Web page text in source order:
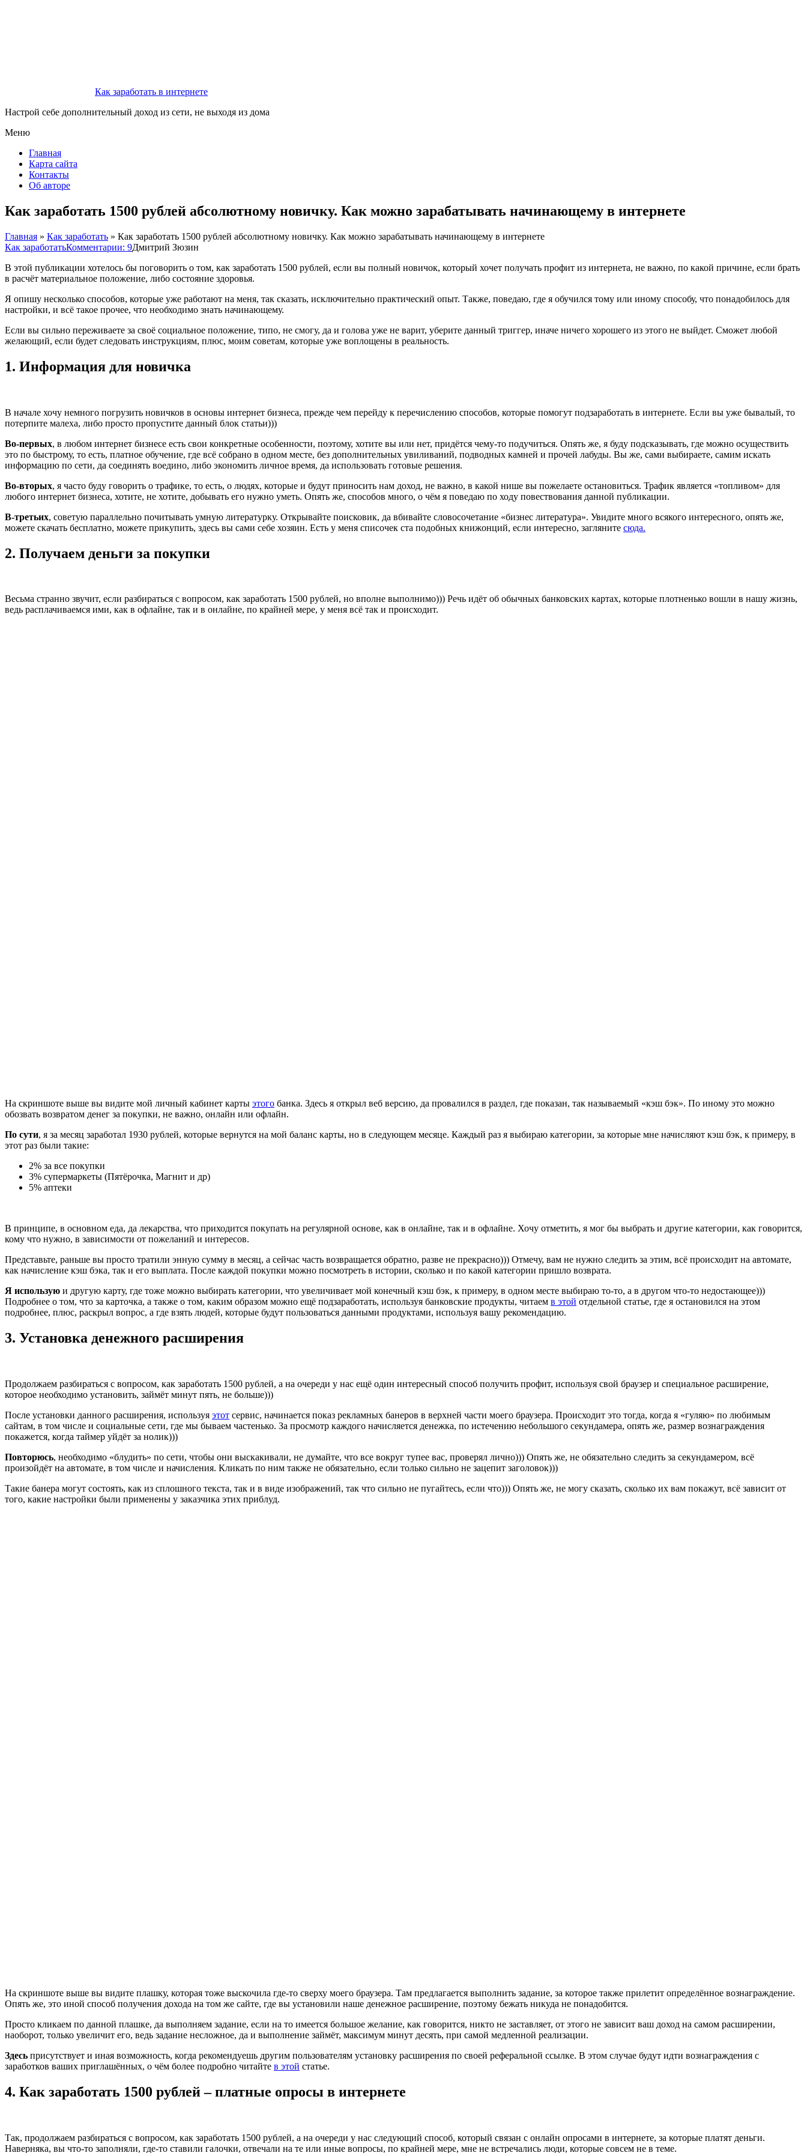
Как заработать в интернете
Настрой себе дополнительный доход из сети, не выходя из дома
Меню
Главная
Карта сайта
Контакты
Об авторе
Как заработать 1500 рублей абсолютному новичку. Как можно зарабатывать начинающему в интернете
Главная » Как заработать » Как заработать 1500 рублей абсолютному новичку. Как можно зарабатывать начинающему в интернете
Как заработатьКомментарии: 9Дмитрий Зюзин
В этой публикации хотелось бы поговорить о том, как заработать 1500 рублей, если вы полный новичок, который хочет получать профит из интернета, не важно, по какой причине, если брать
в расчёт материальное положение, либо состояние здоровья.
Я опишу несколько способов, которые уже работают на меня, так сказать, исключительно практический опыт. Также, поведаю, где я обучился тому или иному способу, что понадобилось для
настройки, и всё такое прочее, что необходимо знать начинающему.
Если вы сильно переживаете за своё социальное положение, типо, не смогу, да и голова уже не варит, уберите данный триггер, иначе ничего хорошего из этого не выйдет. Сможет любой
желающий, если будет следовать инструкциям, плюс, моим советам, которые уже воплощены в реальность.
1. Информация для новичка
В начале хочу немного погрузить новичков в основы интернет бизнеса, прежде чем перейду к перечислению способов, которые помогут подзаработать в интернете. Если вы уже бывалый, то
потерпите малеха, либо просто пропустите данный блок статьи)))
Во-первых, в любом интернет бизнесе есть свои конкретные особенности, поэтому, хотите вы или нет, придётся чему-то подучиться. Опять же, я буду подсказывать, где можно осуществить
это по быстрому, то есть, платное обучение, где всё собрано в одном месте, без дополнительных увиливаний, подводных камней и прочей лабуды. Вы же, сами выбираете, самим искать
информацию по сети, да соединять воедино, либо экономить личное время, да использовать готовые решения.
Во-вторых, я часто буду говорить о трафике, то есть, о людях, которые и будут приносить нам доход, не важно, в какой нише вы пожелаете остановиться. Трафик является «топливом» для
любого интернет бизнеса, хотите, не хотите, добывать его нужно уметь. Опять же, способов много, о чём я поведаю по ходу повествования данной публикации.
В-третьих, советую параллельно почитывать умную литературку. Открывайте поисковик, да вбивайте словосочетание «бизнес литература». Увидите много всякого интересного, опять же,
можете скачать бесплатно, можете прикупить, здесь вы сами себе хозяин. Есть у меня списочек ста подобных книжонций, если интересно, загляните сюда.
2. Получаем деньги за покупки
Весьма странно звучит, если разбираться с вопросом, как заработать 1500 рублей, но вполне выполнимо))) Речь идёт об обычных банковских картах, которые плотненько вошли в нашу жизнь,
ведь расплачиваемся ими, как в офлайне, так и в онлайне, по крайней мере, у меня всё так и происходит.
На скриншоте выше вы видите мой личный кабинет карты этого банка. Здесь я открыл веб версию, да провалился в раздел, где показан, так называемый «кэш бэк». По иному это можно
обозвать возвратом денег за покупки, не важно, онлайн или офлайн.
По сути, я за месяц заработал 1930 рублей, которые вернутся на мой баланс карты, но в следующем месяце. Каждый раз я выбираю категории, за которые мне начисляют кэш бэк, к примеру, в
этот раз были такие:
2% за все покупки
3% супермаркеты (Пятёрочка, Магнит и др)
5% аптеки
В принципе, в основном еда, да лекарства, что приходится покупать на регулярной основе, как в онлайне, так и в офлайне. Хочу отметить, я мог бы выбрать и другие категории, как говорится,
кому что нужно, в зависимости от пожеланий и интересов.
Представьте, раньше вы просто тратили энную сумму в месяц, а сейчас часть возвращается обратно, разве не прекрасно))) Отмечу, вам не нужно следить за этим, всё происходит на автомате,
как начисление кэш бэка, так и его выплата. После каждой покупки можно посмотреть в истории, сколько и по какой категории пришло возврата.
Я использую и другую карту, где тоже можно выбирать категории, что увеличивает мой конечный кэш бэк, к примеру, в одном месте выбираю то-то, а в другом что-то недостающее)))
Подробнее о том, что за карточка, а также о том, каким образом можно ещё подзаработать, используя банковские продукты, читаем в этой отдельной статье, где я остановился на этом
подробнее, плюс, раскрыл вопрос, а где взять людей, которые будут пользоваться данными продуктами, используя вашу рекомендацию.
3. Установка денежного расширения
Продолжаем разбираться с вопросом, как заработать 1500 рублей, а на очереди у нас ещё один интересный способ получить профит, используя свой браузер и специальное расширение,
которое необходимо установить, займёт минут пять, не больше)))
После установки данного расширения, используя этот сервис, начинается показ рекламных банеров в верхней части моего браузера. Происходит это тогда, когда я «гуляю» по любимым
сайтам, в том числе и социальные сети, где мы бываем частенько. За просмотр каждого начисляется денежка, по истечению небольшого секундамера, опять же, размер вознаграждения
покажется, когда таймер уйдёт за нолик)))
Повторюсь, необходимо «блудить» по сети, чтобы они выскакивали, не думайте, что все вокруг тупее вас, проверял лично))) Опять же, не обязательно следить за секундамером, всё
произойдёт на автомате, в том числе и начисления. Кликать по ним также не обязательно, если только сильно не зацепит заголовок)))
Такие банера могут состоять, как из сплошного текста, так и в виде изображений, так что сильно не пугайтесь, если что))) Опять же, не могу сказать, сколько их вам покажут, всё зависит от
того, какие настройки были применены у заказчика этих приблуд.
На скриншоте выше вы видите плашку, которая тоже выскочила где-то сверху моего браузера. Там предлагается выполнить задание, за которое также прилетит определённое вознаграждение.
Опять же, это иной способ получения дохода на том же сайте, где вы установили наше денежное расширение, поэтому бежать никуда не понадобится.
Просто кликаем по данной плашке, да выполняем задание, если на то имеется большое желание, как говорится, никто не заставляет, от этого не зависит ваш доход на самом расширении,
наоборот, только увеличит его, ведь задание несложное, да и выполнение займёт, максимум минут десять, при самой медленной реализации.
Здесь присутствует и иная возможность, когда рекомендуешь другим пользователям установку расширения по своей реферальной ссылке. В этом случае будут идти вознаграждения с
заработков ваших приглашённых, о чём более подробно читайте в этой статье.
4. Как заработать 1500 рублей – платные опросы в интернете
Так, продолжаем разбираться с вопросом, как заработать 1500 рублей, а на очереди у нас следующий способ, который связан с онлайн опросами в интернете, за которые платят деньги.
Наверняка, вы что-то заполняли, где-то ставили галочки, отвечали на те или иные вопросы, по крайней мере, мне не встречались люди, которые совсем не в теме.